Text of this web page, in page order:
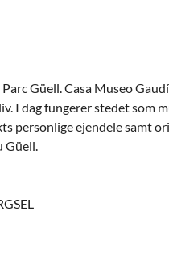
Güell. Casa Museo
I dag fungerer stedet som
personlige ejendele samt
Güell.